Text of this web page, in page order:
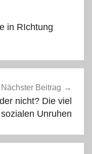
in RIchtung
Nächster Beitrag
nicht? Die viel
Unruhen